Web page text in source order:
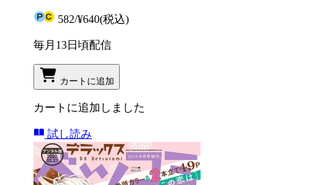
582/¥640(税込)
毎月13日頃配信
カートに追加
カートに追加しました
試し読み